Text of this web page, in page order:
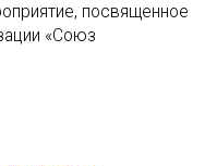
посвященное
«Союз